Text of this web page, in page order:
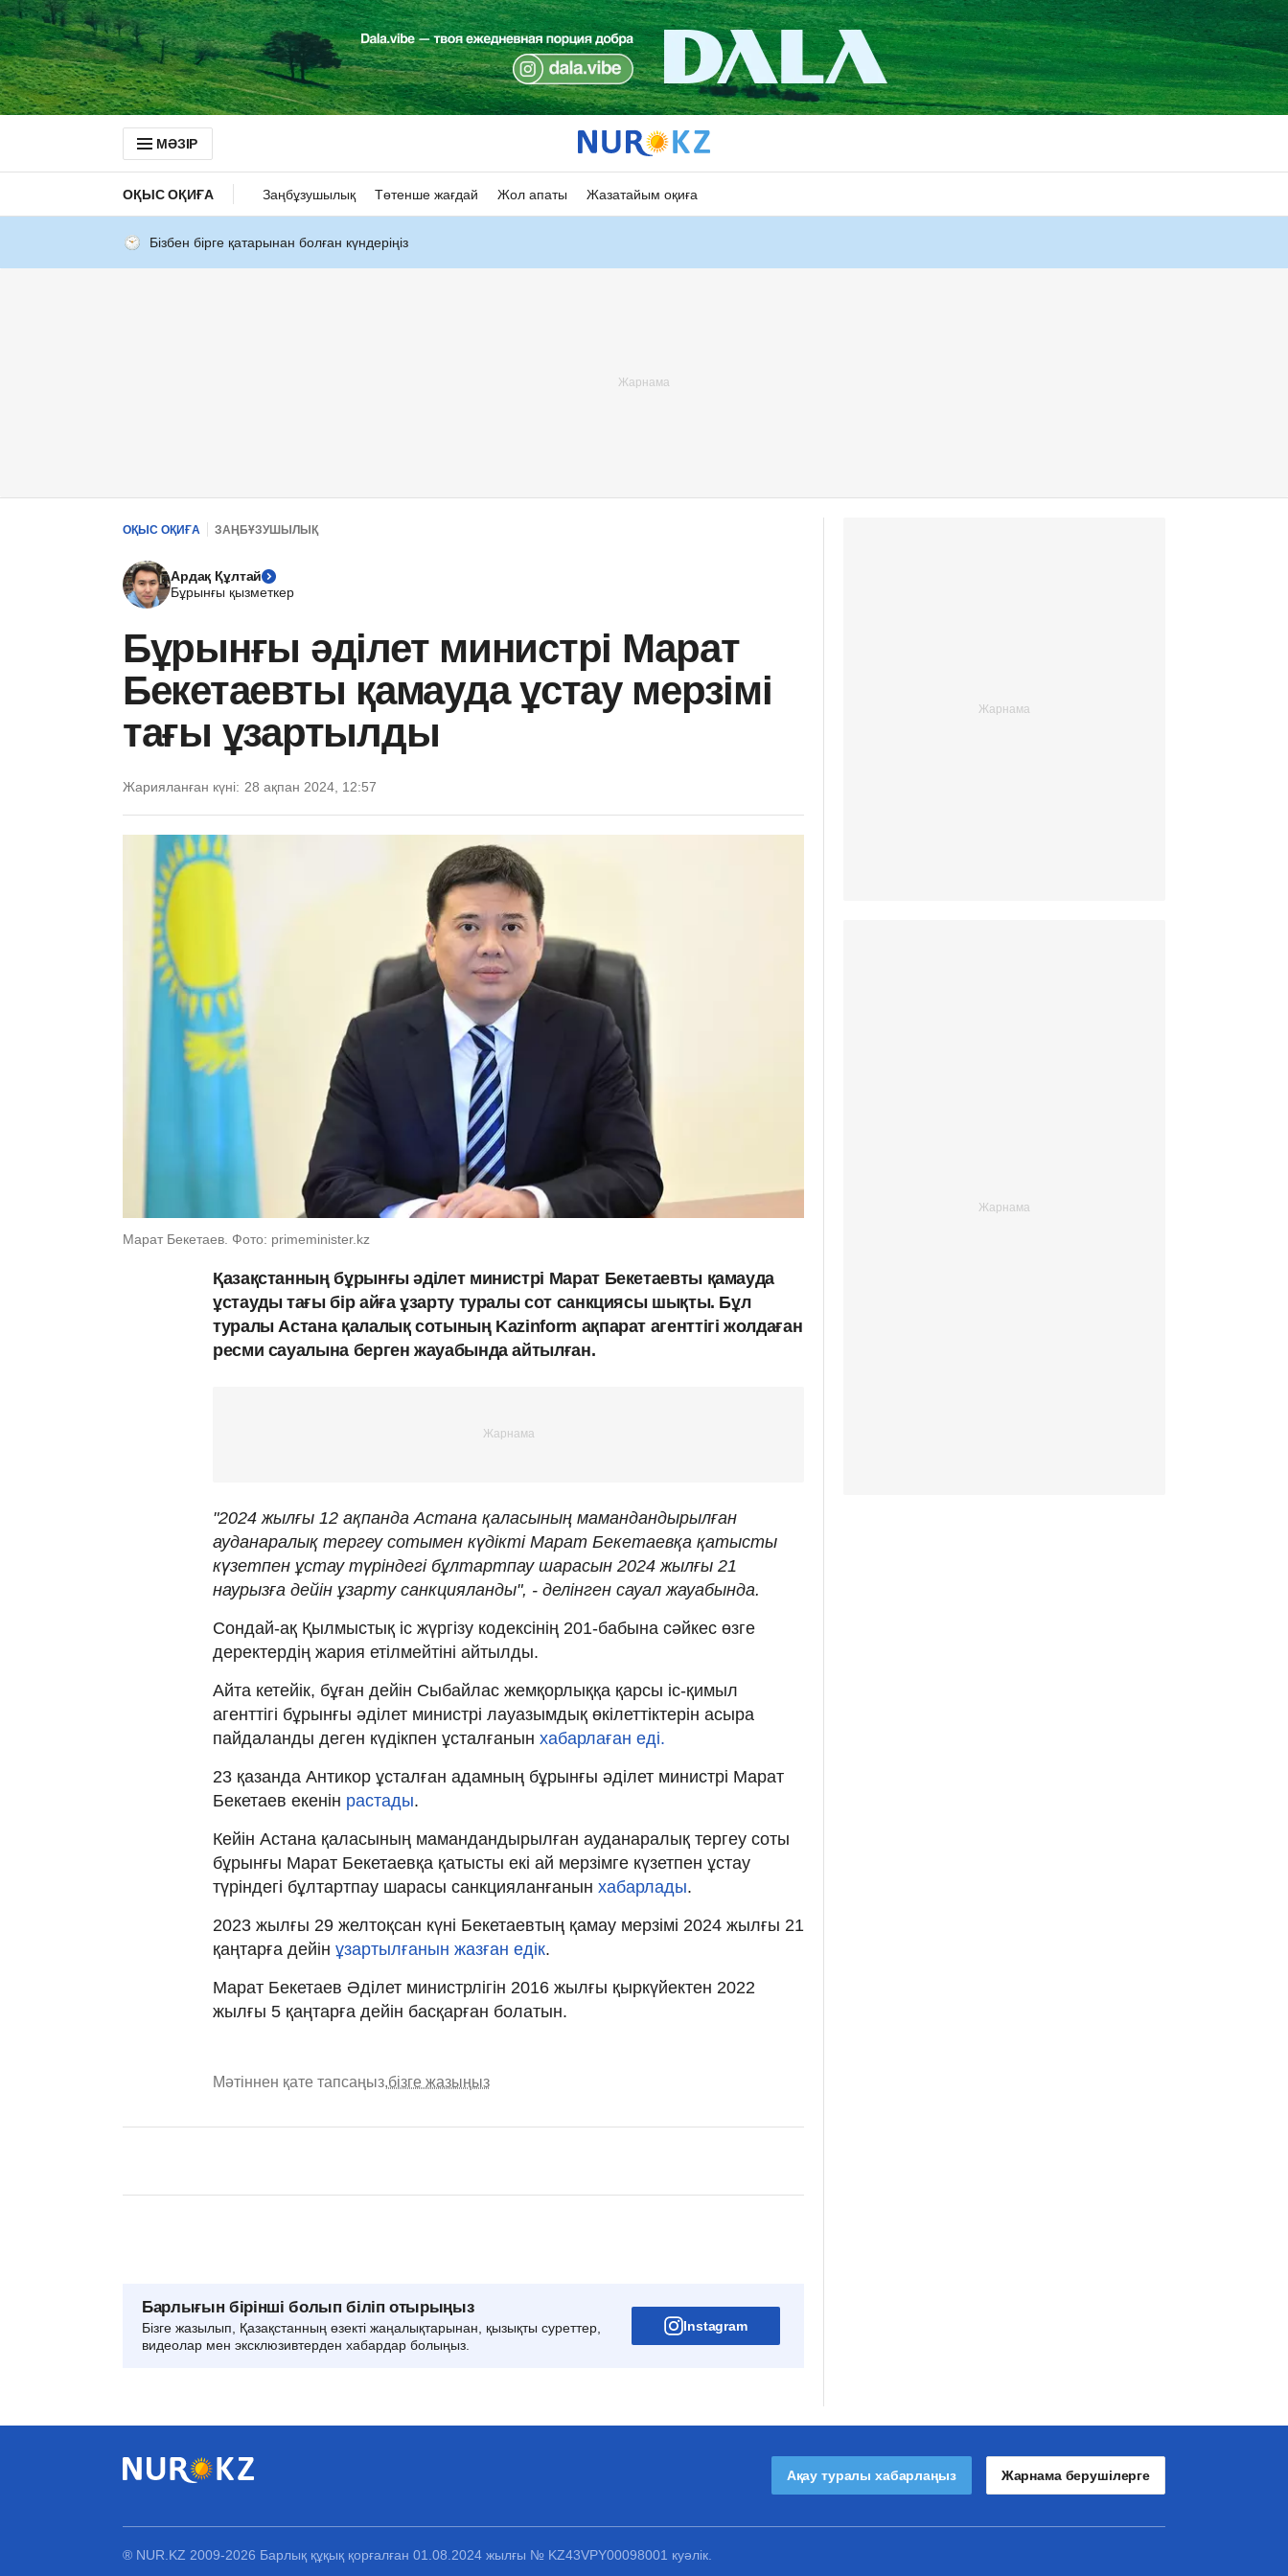
МӘЗІР
ОҚЫС ОҚИҒА Заңбұзушылық Төтенше жағдай Жол апаты Жазатайым оқиға
Бізбен бірге қатарынан болған күндеріңіз
ОҚЫС ОҚИҒА ЗАҢБҰЗУШЫЛЫҚ
Ардақ Құлтай
Бұрынғы қызметкер
Бұрынғы әділет министрі Марат
Бекетаевты қамауда ұстау мерзімі
тағы ұзартылды
Жарияланған күні: 28 ақпан 2024, 12:57
Марат Бекетаев. Фото: primeminister.kz
Қазақстанның бұрынғы әділет министрі Марат Бекетаевты қамауда
ұстауды тағы бір айға ұзарту туралы сот санкциясы шықты. Бұл
туралы Астана қалалық сотының Kazinform ақпарат агенттігі жолдаған
ресми сауалына берген жауабында айтылған.
"2024 жылғы 12 ақпанда Астана қаласының мамандандырылған
ауданаралық тергеу сотымен күдікті Марат Бекетаевқа қатысты
күзетпен ұстау түріндегі бұлтартпау шарасын 2024 жылғы 21
наурызға дейін ұзарту санкцияланды", - делінген сауал жауабында.
Сондай-ақ Қылмыстық іс жүргізу кодексінің 201-бабына сәйкес өзге
деректердің жария етілмейтіні айтылды.
Айта кетейік, бұған дейін Сыбайлас жемқорлыққа қарсы іс-қимыл
агенттігі бұрынғы әділет министрі лауазымдық өкілеттіктерін асыра
пайдаланды деген күдікпен ұсталғанын хабарлаған еді.
23 қазанда Антикор ұсталған адамның бұрынғы әділет министрі Марат
Бекетаев екенін растады.
Кейін Астана қаласының мамандандырылған ауданаралық тергеу соты
бұрынғы Марат Бекетаевқа қатысты екі ай мерзімге күзетпен ұстау
түріндегі бұлтартпау шарасы санкцияланғанын хабарлады.
2023 жылғы 29 желтоқсан күні Бекетаевтың қамау мерзімі 2024 жылғы 21
қаңтарға дейін ұзартылғанын жазған едік.
Марат Бекетаев Әділет министрлігін 2016 жылғы қыркүйектен 2022
жылғы 5 қаңтарға дейін басқарған болатын.
Мәтіннен қате тапсаңыз,бізге жазыңыз
Барлығын бірінші болып біліп отырыңыз
Бізге жазылып, Қазақстанның өзекті жаңалықтарынан, қызықты суреттер,
видеолар мен эксклюзивтерден хабардар болыңыз.
Instagram
Ақау туралы хабарлаңыз Жарнама берушілерге
® NUR.KZ 2009-2026 Барлық құқық қорғалған 01.08.2024 жылғы № KZ43VPY00098001 куәлік.